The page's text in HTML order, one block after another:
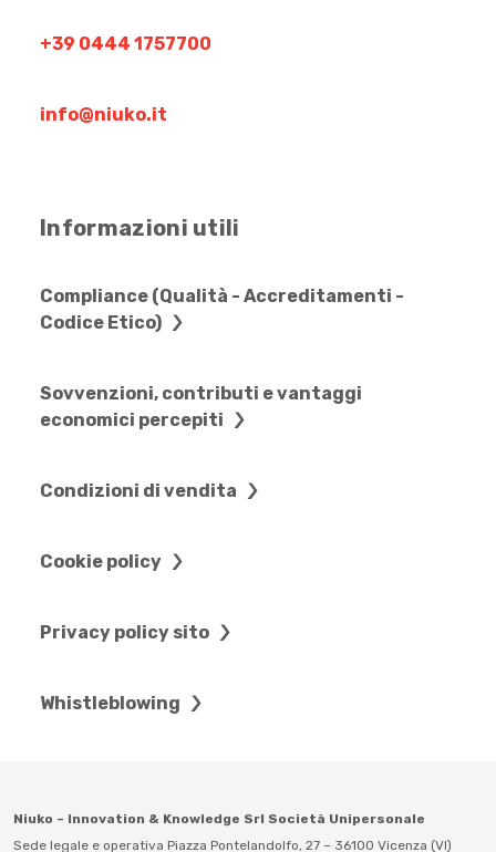
+39 0444 1757700
info@niuko.it
Informazioni utili
Compliance (Qualità - Accreditamenti -
Codice Etico)
Sovvenzioni, contributi e vantaggi
economici percepiti
Condizioni di vendita
Cookie policy
Privacy policy sito
Whistleblowing
Niuko – Innovation & Knowledge Srl Società Unipersonale
Sede legale e operativa Piazza Pontelandolfo, 27 – 36100 Vicenza (VI)